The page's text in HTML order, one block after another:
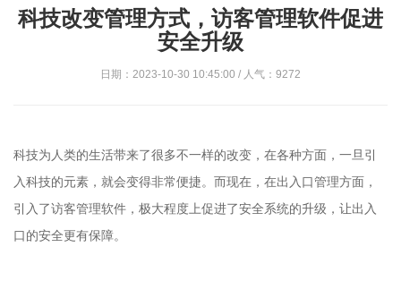
科技改变管理方式，访客管理软件促进
安全升级
日期：2023-10-30 10:45:00 / 人气：9272
科技为人类的生活带来了很多不一样的改变，在各种方面，一旦引
入科技的元素，就会变得非常便捷。而现在，在出入口管理方面，
引入了访客管理软件，极大程度上促进了安全系统的升级，让出入
口的安全更有保障。